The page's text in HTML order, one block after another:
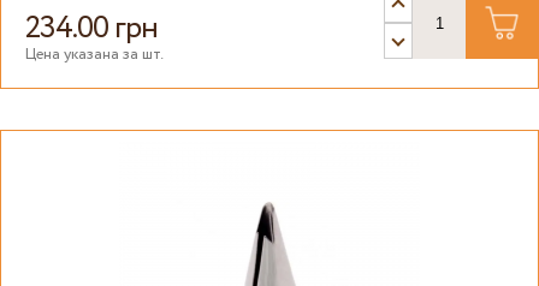
234.00 грн
Цена указана за шт.